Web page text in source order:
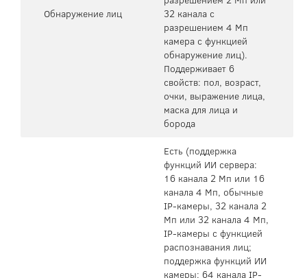
Обнаружение лиц
32 канала с
разрешением 4 Мп
камера с функцией
обнаружение лиц).
Поддерживает 6
свойств: пол, возраст,
очки, выражение лица,
маска для лица и
борода
Есть (поддержка
функций ИИ сервера:
16 канала 2 Мп или 16
канала 4 Мп, обычные
IP-камеры, 32 канала 2
Мп или 32 канала 4 Мп,
IP-камеры с функцией
распознавания лиц;
поддержка функций ИИ
камеры: 64 канала IP-